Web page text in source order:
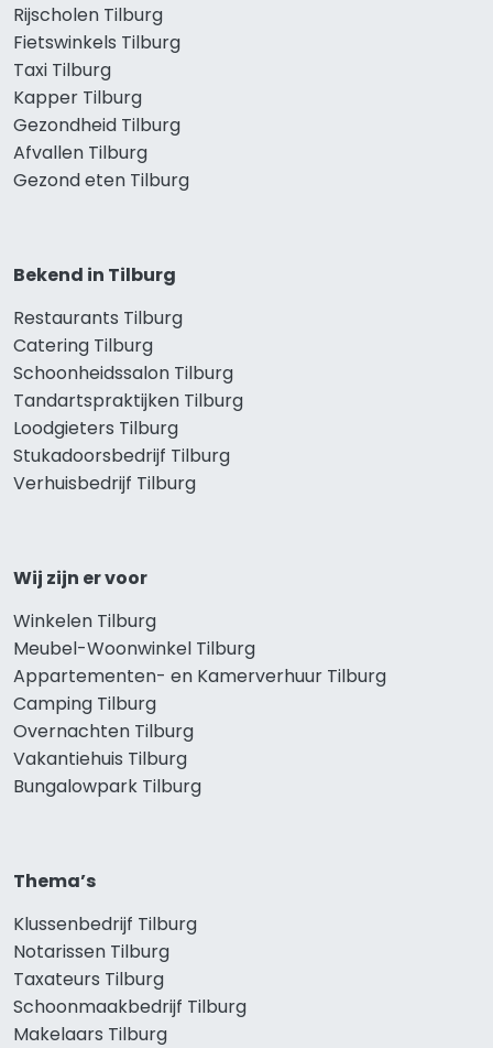
Rijscholen Tilburg
Fietswinkels Tilburg
Taxi Tilburg
Kapper Tilburg
Gezondheid Tilburg
Afvallen Tilburg
Gezond eten Tilburg
Bekend in Tilburg
Restaurants Tilburg
Catering Tilburg
Schoonheidssalon Tilburg
Tandartspraktijken Tilburg
Loodgieters Tilburg
Stukadoorsbedrijf Tilburg
Verhuisbedrijf Tilburg
Wij zijn er voor
Winkelen Tilburg
Meubel-Woonwinkel Tilburg
Appartementen- en Kamerverhuur Tilburg
Camping Tilburg
Overnachten Tilburg
Vakantiehuis Tilburg
Bungalowpark Tilburg
Thema’s
Klussenbedrijf Tilburg
Notarissen Tilburg
Taxateurs Tilburg
Schoonmaakbedrijf Tilburg
Makelaars Tilburg